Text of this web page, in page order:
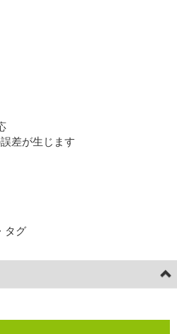
差が生じます
タグ